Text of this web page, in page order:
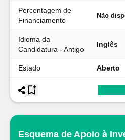
Percentagem de
Financiamento
Não
Idioma da
Candidatura - Antigo
Inglês
Estado Aberto
Esquema de Apoio à